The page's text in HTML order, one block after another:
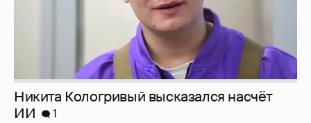
Никита Кологривый высказался насчёт
ИИ
1